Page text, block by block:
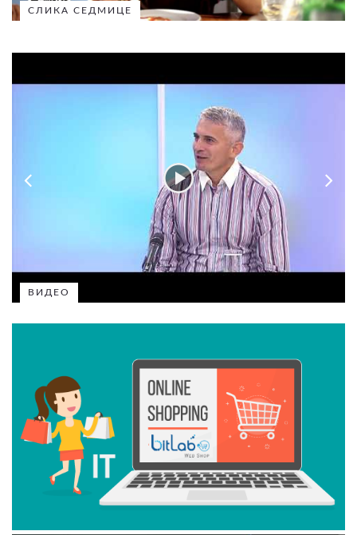
СЛИКА СЕДМИЦЕ
ВИДЕО